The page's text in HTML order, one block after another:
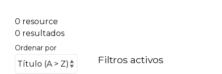
0 resource
0 resultados
Ordenar por
Filtros activos